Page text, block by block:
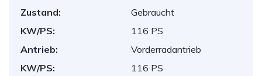
Zustand:
Gebraucht
KW/PS:
116 PS
Antrieb:
Vorderradantrieb
KW/PS:
116 PS